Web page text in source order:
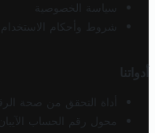
سياسة الخصوصية
شروط وأحكام الاستخدام
أدواتنا
أداة التحقق من صحة
محول رقم الحساب